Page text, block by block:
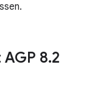
8.2